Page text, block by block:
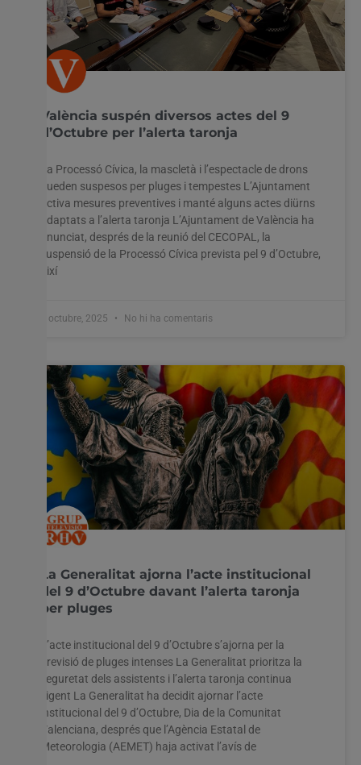
València suspén diversos actes del 9
d’Octubre per l’alerta taronja
La Processó Cívica, la mascletà i l’espectacle de drons
queden suspesos per pluges i tempestes L’Ajuntament
activa mesures preventives i manté alguns actes diürns
adaptats a l’alerta taronja L’Ajuntament de València ha
anunciat, després de la reunió del CECOPAL, la
suspensió de la Processó Cívica prevista pel 9 d’Octubre,
així
8 octubre, 2025 No hi ha comentaris
La Generalitat ajorna l’acte institucional
del 9 d’Octubre davant l’alerta taronja
per pluges
L’acte institucional del 9 d’Octubre s’ajorna per la
previsió de pluges intenses La Generalitat prioritza la
seguretat dels assistents i l’alerta taronja continua
vigent La Generalitat ha decidit ajornar l’acte
institucional del 9 d’Octubre, Dia de la Comunitat
Valenciana, després que l’Agència Estatal de
Meteorologia (AEMET) haja activat l’avís de